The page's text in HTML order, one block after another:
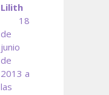
Lilith
18
de
junio
de
2013 a
las